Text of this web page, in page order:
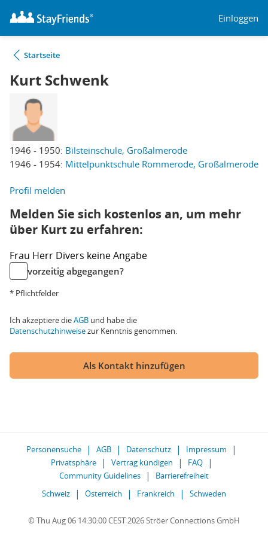
Einloggen
Startseite
Kurt Schwenk
1946 - 1950: Bilsteinschule, Großalmerode
1946 - 1954: Mittelpunktschule Rommerode, Großalmerode
Profil melden
Melden Sie sich kostenlos an, um mehr
über Kurt zu erfahren:
Frau Herr Divers keine Angabe
vorzeitig abgegangen?
* Pflichtfelder
Ich akzeptiere dieAGB und habe die
Datenschutzhinweisezur Kenntnis genommen.
Als Kontakt hinzufügen
Personensuche AGB Datenschutz
Impressum
Privatsphäre
Vertrag kündigen
FAQ
Community Guidelines
Barrierefreiheit
Schweiz
Österreich Frankreich Schweden
© Thu Aug 06 14:30:00 CEST 2026 Ströer Connections GmbH